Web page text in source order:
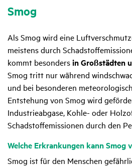
Smog
Als Smog wird eine
meistens durch
kommt besondersin Großstädten
Smog tritt nur während
und bei besonderen
Entstehung von Smog wird
Industrieabgase, Kohle- oder
Schadstoffemissionen durch den
Welche Erkran­kungen kann Smog
Smog ist für den Menschen